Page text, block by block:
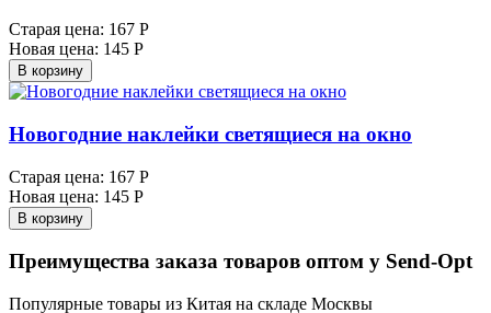
Старая цена: 167 Р
Новая цена: 145 Р
В корзину
Новогодние наклейки светящиеся на окно
Старая цена: 167 Р
Новая цена: 145 Р
В корзину
Преимущества заказа товаров оптом у Send-Opt
Популярные товары из Китая на складе Москвы